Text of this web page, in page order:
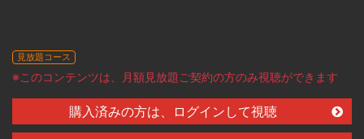
見放題コース
※このコンテンツは、月額見放題ご契約の方のみ視聴ができます
購入済みの方は、ログインして視聴